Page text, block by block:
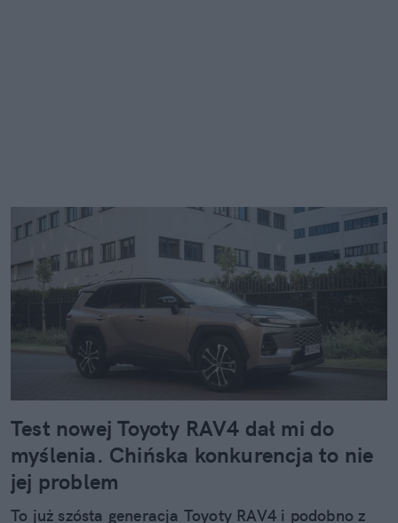
Test nowej Toyoty RAV4 dał mi do
myślenia. Chińska konkurencja to nie
jej problem
To już szósta generacja Toyoty RAV4 i podobno z